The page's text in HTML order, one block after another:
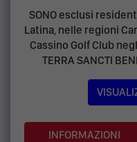
SONO esclusi
Latina, nelle regioni
Cassino Golf Club
TERRA SANCTI